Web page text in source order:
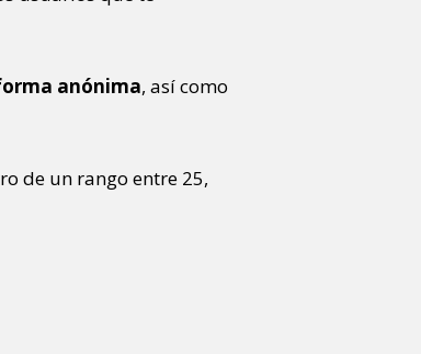
anónima, así como
de un rango entre 25,